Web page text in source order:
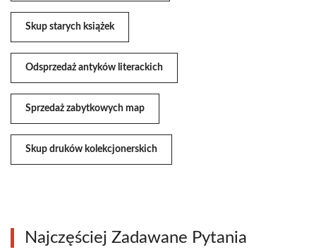
Skup starych książek
Odsprzedaż antyków literackich
Sprzedaż zabytkowych map
Skup druków kolekcjonerskich
Najczęściej Zadawane Pytania